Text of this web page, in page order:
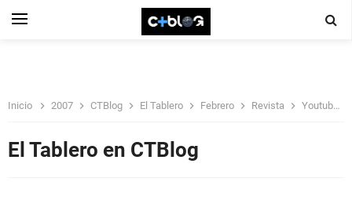
Inicio 2007 CTBlog El Tablero Febrero Revista Youtube
El Tablero en CTBlog